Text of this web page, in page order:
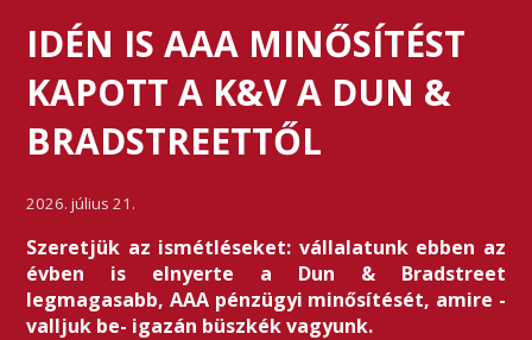
IDÉN IS AAA MINŐSÍTÉST
KAPOTT A K&V A DUN &
BRADSTREETTŐL
2026. július 21.
Szeretjük az ismétléseket: vállalatunk ebben az
évben is elnyerte a Dun & Bradstreet
legmagasabb, AAA pénzügyi minősítését, amire -
valljuk be- igazán büszkék vagyunk.